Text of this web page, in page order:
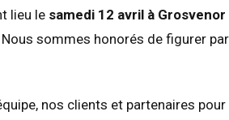
lieu le samedi 12 avril à
sommes honorés de figurer
nos clients et partenaires